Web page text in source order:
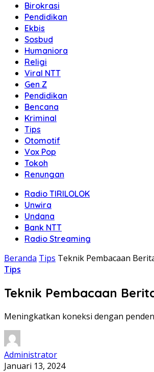
Birokrasi
Pendidikan
Ekbis
Sosbud
Humaniora
Religi
Viral NTT
Gen Z
Pendidikan
Bencana
Kriminal
Tips
Otomotif
Vox Pop
Tokoh
Renungan
Radio TIRILOLOK
Unwira
Undana
Bank NTT
Radio Streaming
Beranda Tips Teknik Pembacaan
Tips
Teknik Pembacaan
Meningkatkan koneksi dengan
Administrator
Januari 13, 2024